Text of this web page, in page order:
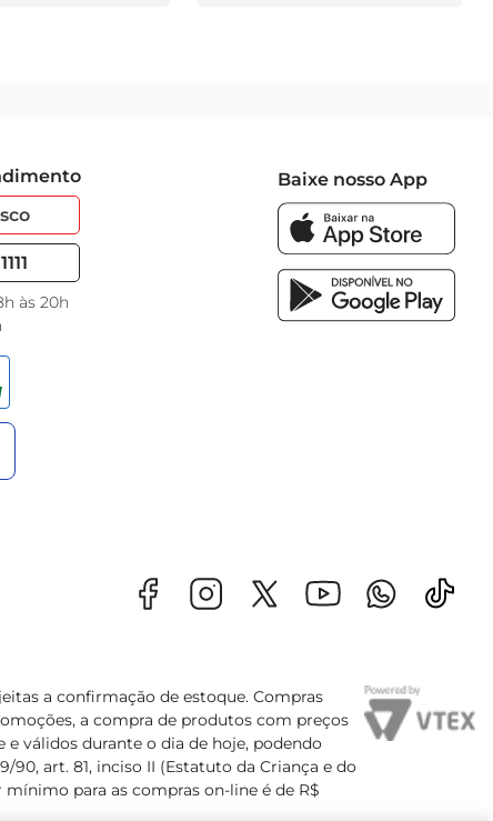
às 20h
Baixe nosso App
a confirmação de estoque. Compras
a compra de produtos com preços
válidos durante o dia de hoje, podendo
90, art. 81, inciso II (Estatuto da Criança e do
para as compras on-line é de R$